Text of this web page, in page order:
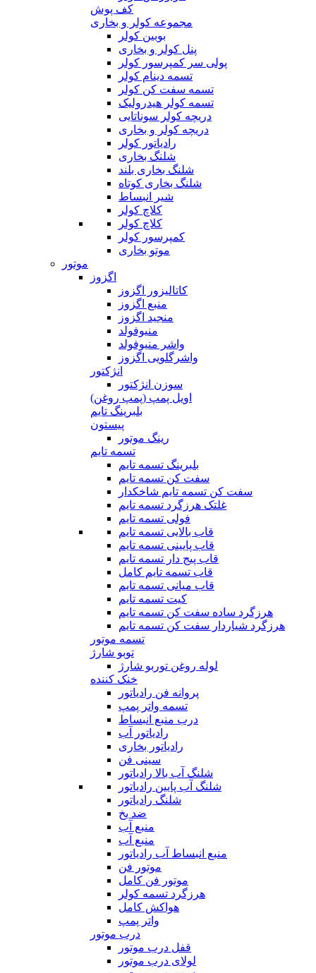
کف پوش
مجموعه کولر و بخاری
بوبین کولر
پنل کولر و بخاری
پولی سر کمپرسور کولر
تسمه دینام کولر
تسمه سفت کن کولر
تسمه کولر هیدرولیک
دریچه کولر سوناتایی
دریچه کولر و بخاری
رادیاتور کولر
شلنگ بخاری
شلنگ بخاری بلند
شلنگ بخاری کوتاه
شیر انبساط
کلاچ کولر
کلاچ کولر
کمپرسور کولر
موتو بخاری
موتور
اگزوز
کاتالیزور اگزوز
منبع اگزوز
منجید اگزوز
منیوفولد
واشر منیوفولد
واشرگلویی اگزوز
انژکتور
سوزن انژکتور
اویل پمپ (پمپ روغن)
بلبرینگ تایم
پیستون
رینگ موتور
تسمه تایم
بلبرینگ تسمه تایم
سفت کن تسمه تایم
سفت کن تسمه تایم شاخکدار
غلتک هرزگرد تسمه تایم
فولی تسمه تایم
قاب بالایی تسمه تایم
قاب پایینی تسمه تایم
قاب پیج دار تسمه تایم
قاب تسمه تایم کامل
قاب میانی تسمه تایم
کیت تسمه تایم
هرزگرد ساده سفت کن تسمه تایم
هرزگرد شیاردار سفت کن تسمه تایم
تسمه موتور
توبو شارژ
لوله روغن توربو شارژ
خنک کننده
پروانه فن رادیاتور
تسمه واتر پمپ
درب منبع انبساط
رادیاتور آب
رادیاتور بخاری
سینی فن
شلنگ آب بالا رادیاتور
شلنگ آب پایین رادیاتور
شلنگ رادیاتور
ضد یخ
منبع آب
منبع آب
منبع انبساط آب رادیاتور
موتور فن
موتور فن کامل
هرزگرد تسمه کولر
هواکش کامل
واتر پمپ
درب موتور
قفل درب موتور
لولای درب موتور